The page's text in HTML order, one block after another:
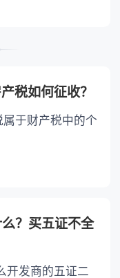
税如何征收？
于财产税中的个
？买五证不全
开发商的五证二